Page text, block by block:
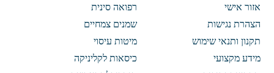
אזור אישי
הצהרת נגישות
תקנון ותנאי שימוש
מידע מקצועי
רפואה סינית
שמנים צמחיים
מיטות עיסוי
כיסאות לקליניקה